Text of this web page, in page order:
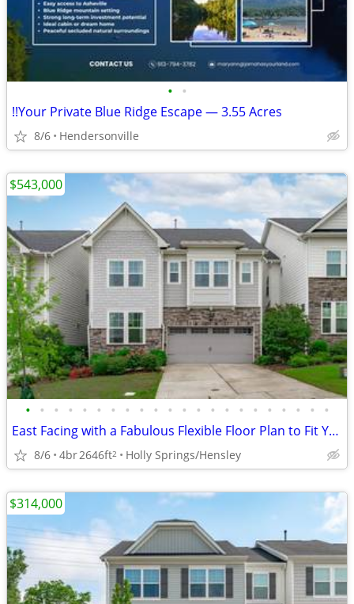
• •
!!Your Private Blue Ridge Escape — 3.55 Acres
8/6 Hendersonville
• • • • • • • • • • • • • • • • • • • • • •
East Facing with a Fabulous Flexible Floor Plan to Fit Your Family!
8/6 4br2646ft2 Holly Springs/Hensley
$543,000
$314,000